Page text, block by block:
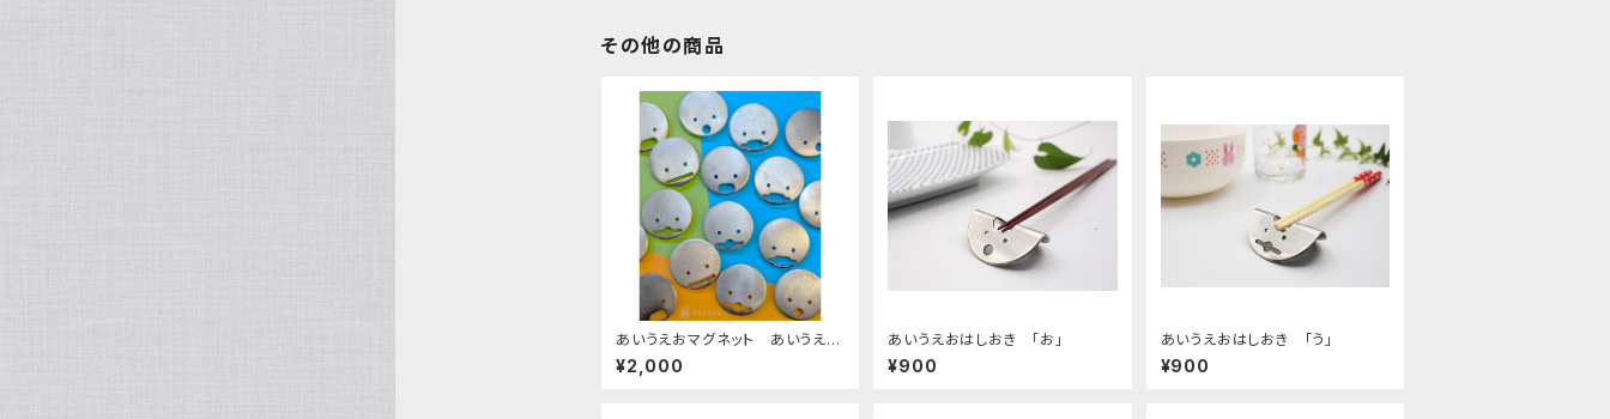
その他の商品
あいうえおマグネット あいうえお
各１パッケージ
¥2,000
あいうえおはしおき 「お」
¥900
あいうえおはしおき 「う」
¥900